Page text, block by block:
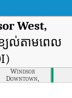
West,
ល់តាមពេល
Windsor
Downtown,
Ontario